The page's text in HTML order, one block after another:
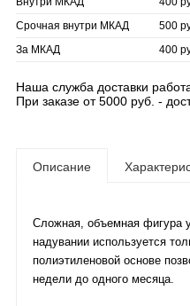
Срочная внутри МКАД
500
За МКАД
400
Наша служба доставки
При заказе от 5000 руб. -
Описание
Сложная, объемная фигура
надувании используется
полиэтиленовой основе
недели до одного месяца.